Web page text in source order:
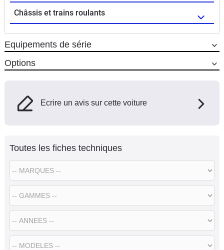
Châssis et trains roulants
Equipements de série
Options
Ecrire un avis sur cette voiture
Toutes les fiches techniques